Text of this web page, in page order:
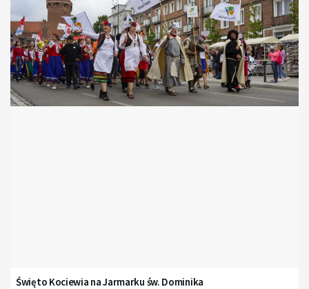
Święto Kociewia na Jarmarku św. Dominika